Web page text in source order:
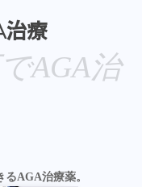
療
AGA治
AGA治療薬。